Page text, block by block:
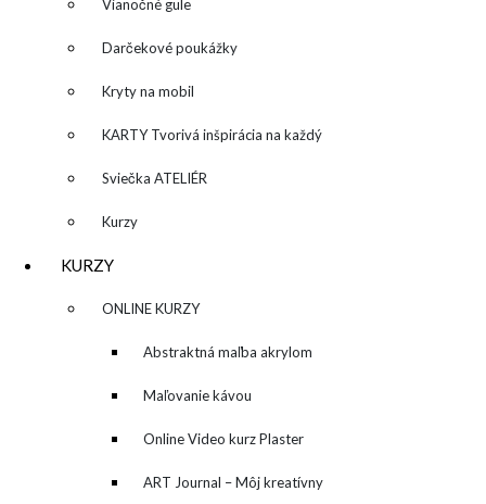
Vianočné gule
Darčekové poukážky
Kryty na mobil
KARTY Tvorivá inšpirácia na každý
deň
Sviečka ATELIÉR
Kurzy
KURZY
▼ ONLINE KURZY
▼ Abstraktná maľba akrylom
(Mixed Media)
Maľovanie kávou
Online Video kurz Plaster
ART
ART Journal – Môj kreatívny